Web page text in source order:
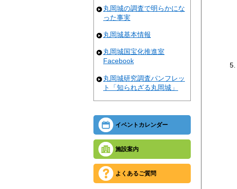
丸岡城の調査で明らかにな
った事実
丸岡城基本情報
丸岡城国宝化推進室
Facebook
丸岡城研究調査パンフレッ
ト「知られざる丸岡城」
イベントカレンダー
施設案内
よくあるご質問